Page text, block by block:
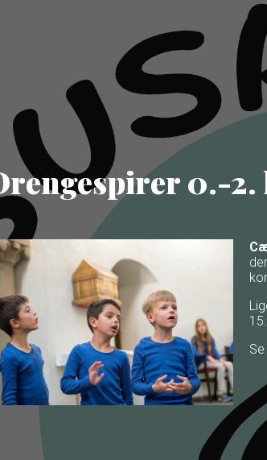
0.-2.